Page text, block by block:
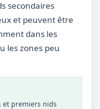
secondaires
et peuvent être
dans les
les zones peu
et premiers nids